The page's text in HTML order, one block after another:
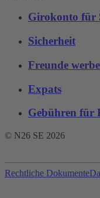
Girokonto für
Sicherheit
Freunde
Expats
Gebühren für
© N26 SE 2026
Rechtliche Dokumente